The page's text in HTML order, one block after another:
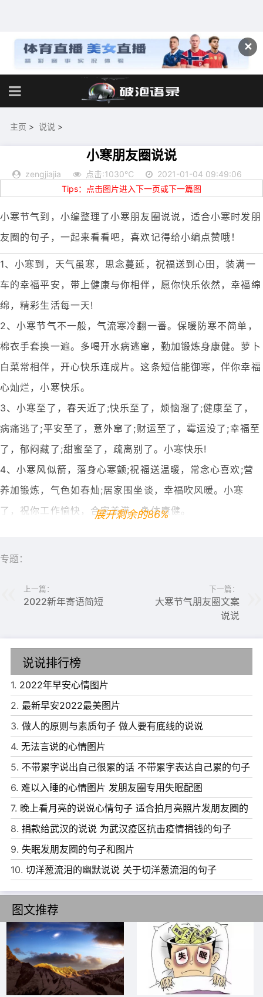
✕
主页 > 说说 >
小寒朋友圈说说
zengjiajia 点击:1030℃
2021-01-04 09:49:06
Tips：点击图片进入下一页或下一篇图
小寒节气到，小编整理了小寒朋友圈说说，适合小寒时发朋
友圈的句子，一起来看看吧，喜欢记得给小编点赞哦！
1、小寒到，天气虽寒，思念蔓延，祝福送到心田，装满一
车的幸福平安，带上健康与你相伴，愿你快乐依然，幸福绵
绵，精彩生活每一天!
2、小寒节气不一般，气流寒冷翻一番。保暖防寒不简单，
棉衣手套换一遍。多喝开水病逃窜，勤加锻炼身康健。萝卜
白菜常相伴，开心快乐连成片。这条短信能御寒，伴你幸福
心灿烂，小寒快乐。
3、小寒至了，春天近了;快乐至了，烦恼溜了;健康至了，
病痛逃了;平安至了，意外窜了;财运至了，霉运没了;幸福至
了，郁闷藏了;甜蜜至了，疏离别了。小寒快乐!
4、小寒风似箭，落身心寒颤;祝福送温暖，常念心喜欢;营
养加锻炼，气色如春灿;居家围坐谈，幸福吹风暖。小寒
了，祝你工作愉快，合家美满，身体康健。
来，我要你悠闲自在;把忧伤交出来，我要你幸福康泰。不
6、小寒节气到，防寒有诀窍，穿上厚棉袄，戴上暖手套，
围巾要系牢，心情保持好，经常微微笑，亲人常拥抱，朋友
7、最寒最冷是小寒，时令正是数九，气温达到最低点，叮
嘱一声在耳边，外出穿暖要防寒，预防流感千千万，多穿衣
服多吃饭，健康快乐常相伴，发条短信送温暖，小寒也能似
春天!
8、今日小寒，把“心情”装在棉被中暖暖，把“快乐”放在手
心中揉揉，把“烦恼”留在冷气中散散，把“关爱”放在交流中
融融，寒寒的天，冷冷的气，请躺在暖暖的被窝中，读我这
封情深深的信，小寒快乐!
9、小寒来到，寒气逼人，带上“防寒”手榴弹，拿起“温暖”
机关枪，高呼“打倒严寒，还我温暖”口号，向温暖出发，向
快乐奋进。小寒到，祝你冬日温暖，身体康健，小寒快乐!
10、小寒天冷了，天冷云为裳，地冷雪盖上，鱼冷水底藏，
鸟冷垒窝忙，你冷我牵肠，友情做针线，祝福化棉衣，温情
暖心房，祝愿友安康，天天喜洋洋!
11、天气寒冷地冰冻，小寒节气已来到;空气干冷气温降，
温度下降已零下;关心短信温暖送，提醒朋友多保重;问候句
句表祝福，祝愿朋友小寒节气乐相伴。
展开剩余的86%
专题：
上一篇：
2022新年寄语简短
下一篇：
大寒节气朋友圈文案
说说
说说排行榜
1. 2022年早安心情图片
2. 最新早安2022最美图片
3. 做人的原则与素质句子 做人要有底线的说说
4. 无法言说的心情图片
5. 不带累字说出自己很累的话 不带累字表达自己累的句子
6. 难以入睡的心情图片 发朋友圈专用失眠配图
7. 晚上看月亮的说说心情句子 适合拍月亮照片发朋友圈的
文案
8. 捐款给武汉的说说 为武汉疫区抗击疫情捐钱的句子
9. 失眠发朋友圈的句子和图片
10. 切洋葱流泪的幽默说说 关于切洋葱流泪的句子
图文推荐